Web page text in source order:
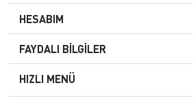
HESABIM
FAYDALI BİLGİLER
HIZLI MENÜ